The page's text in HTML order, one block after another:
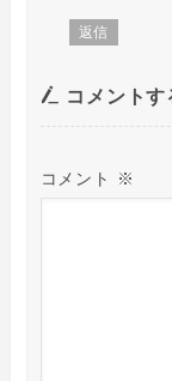
返信
コメントす
コメント ※